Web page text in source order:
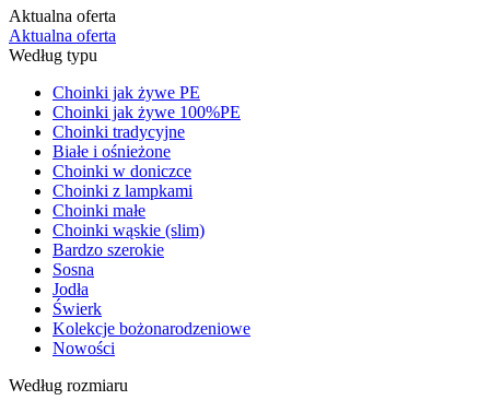
Aktualna oferta
Aktualna oferta
Według typu
Choinki jak żywe PE
Choinki jak żywe 100%PE
Choinki tradycyjne
Białe i ośnieżone
Choinki w doniczce
Choinki z lampkami
Choinki małe
Choinki wąskie (slim)
Bardzo szerokie
Sosna
Jodła
Świerk
Kolekcje bożonarodzeniowe
Nowości
Według rozmiaru